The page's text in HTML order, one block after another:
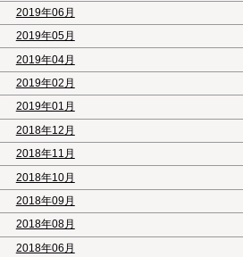
2019年06月
2019年05月
2019年04月
2019年02月
2019年01月
2018年12月
2018年11月
2018年10月
2018年09月
2018年08月
2018年06月